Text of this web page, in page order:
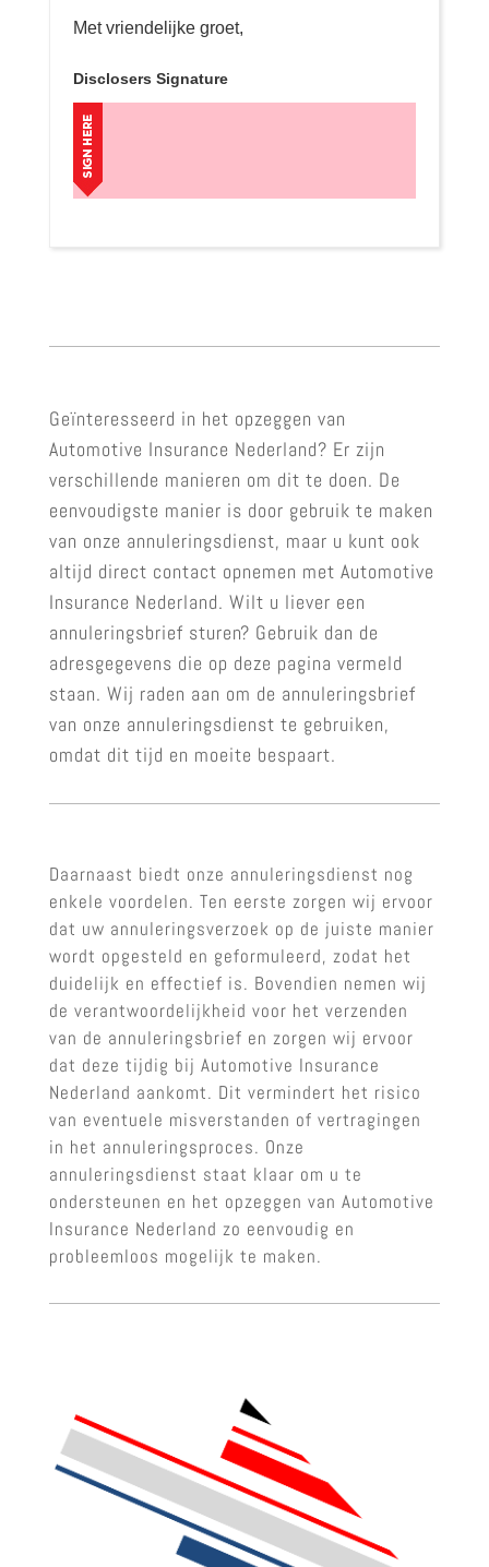
Met vriendelijke groet,
Disclosers Signature
Geïnteresseerd in het opzeggen van
Automotive Insurance Nederland? Er zijn
verschillende manieren om dit te doen. De
eenvoudigste manier is door gebruik te maken
van onze annuleringsdienst, maar u kunt ook
altijd direct contact opnemen met Automotive
Insurance Nederland. Wilt u liever een
annuleringsbrief sturen? Gebruik dan de
adresgegevens die op deze pagina vermeld
staan. Wij raden aan om de annuleringsbrief
van onze annuleringsdienst te gebruiken,
omdat dit tijd en moeite bespaart.
Daarnaast biedt onze annuleringsdienst nog
enkele voordelen. Ten eerste zorgen wij ervoor
dat uw annuleringsverzoek op de juiste manier
wordt opgesteld en geformuleerd, zodat het
duidelijk en effectief is. Bovendien nemen wij
de verantwoordelijkheid voor het verzenden
van de annuleringsbrief en zorgen wij ervoor
dat deze tijdig bij Automotive Insurance
Nederland aankomt. Dit vermindert het risico
van eventuele misverstanden of vertragingen
in het annuleringsproces. Onze
annuleringsdienst staat klaar om u te
ondersteunen en het opzeggen van Automotive
Insurance Nederland zo eenvoudig en
probleemloos mogelijk te maken.